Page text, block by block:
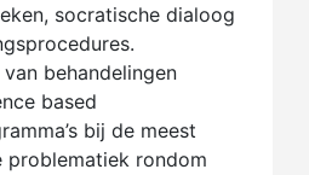
socratische dialoog
behandelingen
based
bij de meest
problematiek rondom